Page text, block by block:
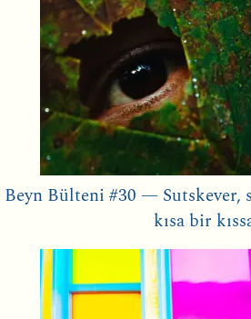
Beyn Bülteni #30 — Sutskever,
kısa bir